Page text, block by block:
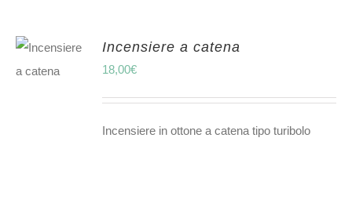
AL
Incensiere a catena
18,00€
Incensiere in ottone a catena tipo turibolo